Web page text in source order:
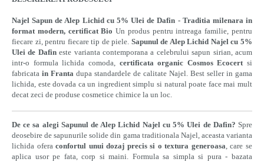
Najel Sapun de Alep Lichid cu 5% Ulei de Dafin - Traditia milenara in
format modern, certificat Bio Un produs pentru intreaga familie, pentru
fiecare zi, pentru fiecare tip de piele. Sapunul de Alep Lichid Najel cu 5%
Ulei de Dafineste varianta contemporana a celebrului sapun sirian, acum
intr-o formula lichida comoda, certificata organic Cosmos Ecocertsi
fabricata in Franta dupa standardele de calitate Najel. Best seller in gama
lichida, este dovada ca un ingredient simplu si natural poate face mai mult
decat zeci de produse cosmetice chimice la un loc.
De ce sa alegi Sapunul de Alep Lichid Najel cu 5% Ulei de Dafin? Spre
deosebire de sapunurile solide din gama traditionala Najel, aceasta varianta
lichida oferaconfortul unui dozaj precis si o textura generoasa, care se
aplica usor pe fata, corp si maini. Formula sa simpla si pura - bazata